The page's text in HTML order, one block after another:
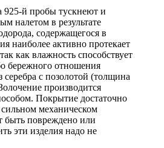
925-й пробы тускнеют и
налетом в результате
содержащегося в
наиболее активно протекает
как влажность способствует
бережного отношения
серебра с позолотой (толщина
производится
Покрытие достаточно
механическом
быть повреждено или
эти изделия надо не